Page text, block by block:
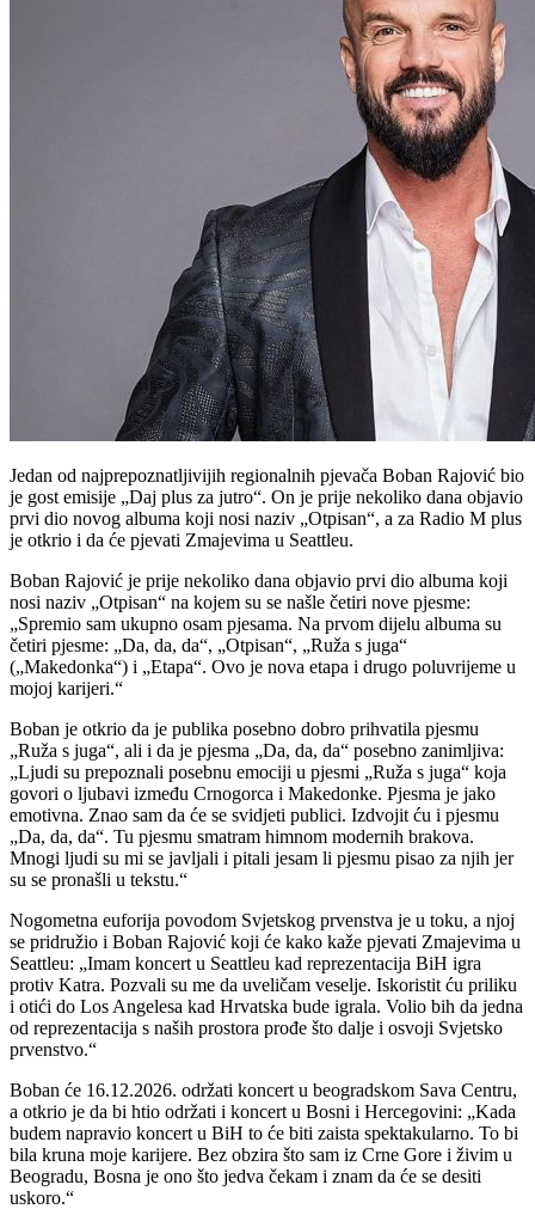
Jedan od najprepoznatljivijih regionalnih pjevača Boban Rajović bio
je gost emisije „Daj plus za jutro“. On je prije nekoliko dana objavio
prvi dio novog albuma koji nosi naziv „Otpisan“, a za Radio M plus
je otkrio i da će pjevati Zmajevima u Seattleu.
Boban Rajović je prije nekoliko dana objavio prvi dio albuma koji
nosi naziv „Otpisan“ na kojem su se našle četiri nove pjesme:
„Spremio sam ukupno osam pjesama. Na prvom dijelu albuma su
četiri pjesme: „Da, da, da“, „Otpisan“, „Ruža s juga“
(„Makedonka“) i „Etapa“. Ovo je nova etapa i drugo poluvrijeme u
mojoj karijeri.“
Boban je otkrio da je publika posebno dobro prihvatila pjesmu
„Ruža s juga“, ali i da je pjesma „Da, da, da“ posebno zanimljiva:
„Ljudi su prepoznali posebnu emociji u pjesmi „Ruža s juga“ koja
govori o ljubavi između Crnogorca i Makedonke. Pjesma je jako
emotivna. Znao sam da će se svidjeti publici. Izdvojit ću i pjesmu
„Da, da, da“. Tu pjesmu smatram himnom modernih brakova.
Mnogi ljudi su mi se javljali i pitali jesam li pjesmu pisao za njih jer
su se pronašli u tekstu.“
Nogometna euforija povodom Svjetskog prvenstva je u toku, a njoj
se pridružio i Boban Rajović koji će kako kaže pjevati Zmajevima u
Seattleu: „Imam koncert u Seattleu kad reprezentacija BiH igra
protiv Katra. Pozvali su me da uveličam veselje. Iskoristit ću priliku
i otići do Los Angelesa kad Hrvatska bude igrala. Volio bih da jedna
od reprezentacija s naših prostora prođe što dalje i osvoji Svjetsko
prvenstvo.“
Boban će 16.12.2026. održati koncert u beogradskom Sava Centru,
a otkrio je da bi htio održati i koncert u Bosni i Hercegovini: „Kada
budem napravio koncert u BiH to će biti zaista spektakularno. To bi
bila kruna moje karijere. Bez obzira što sam iz Crne Gore i živim u
Beogradu, Bosna je ono što jedva čekam i znam da će se desiti
uskoro.“